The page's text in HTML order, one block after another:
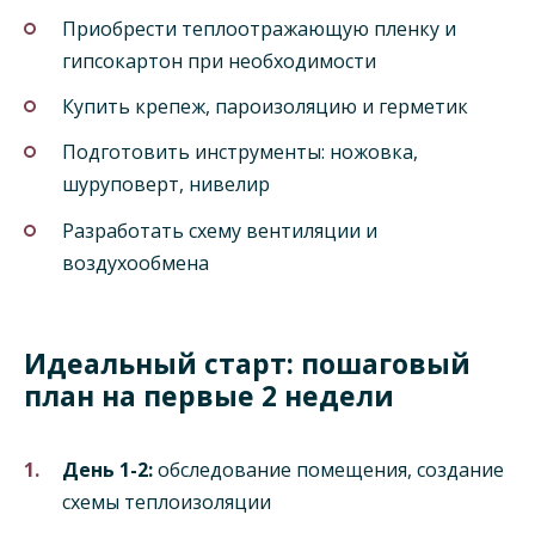
Приобрести теплоотражающую пленку и
гипсокартон при необходимости
Купить крепеж, пароизоляцию и герметик
Подготовить инструменты: ножовка,
шуруповерт, нивелир
Разработать схему вентиляции и
воздухообмена
Идеальный старт: пошаговый
план на первые 2 недели
День 1-2:обследование помещения, создание
схемы теплоизоляции